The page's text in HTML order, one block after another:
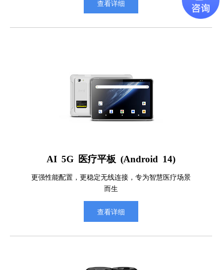
查看详细
AI 5G 医疗平板 (Android 14)
更强性能配置，更稳定无线连接，专为智慧医疗场景
而生
查看详细